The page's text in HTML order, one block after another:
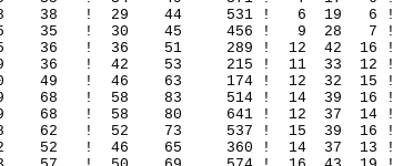
38 ! 29 44 531 ! 6 19 6 !
35 ! 30 45 456 ! 9 28 7 !
36 ! 36 51 289 ! 12 42 16 !
36 ! 42 53 215 ! 11 33 12 !
49 ! 46 63 174 ! 12 32 15 !
68 ! 58 83 514 ! 14 39 16 !
68 ! 58 80 641 ! 12 37 14 !
62 ! 52 73 537 ! 15 39 16 !
52 ! 46 65 360 ! 14 37 13 !